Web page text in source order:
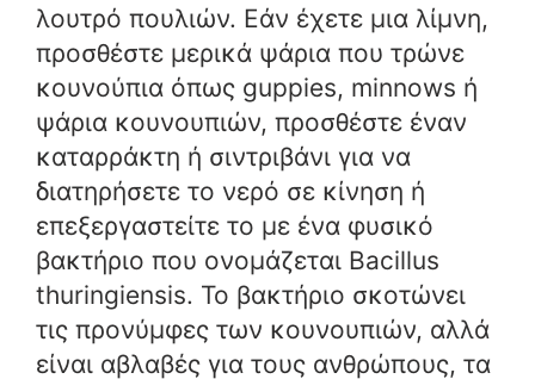
λουτρό πουλιών. Εάν έχετε μια λίμνη,
προσθέστε μερικά ψάρια που τρώνε
κουνούπια όπως guppies, minnows ή
ψάρια κουνουπιών, προσθέστε έναν
καταρράκτη ή σιντριβάνι για να
διατηρήσετε το νερό σε κίνηση ή
επεξεργαστείτε το με ένα φυσικό
βακτήριο που ονομάζεται Bacillus
thuringiensis. Το βακτήριο σκοτώνει
τις προνύμφες των κουνουπιών, αλλά
είναι αβλαβές για τους ανθρώπους, τα